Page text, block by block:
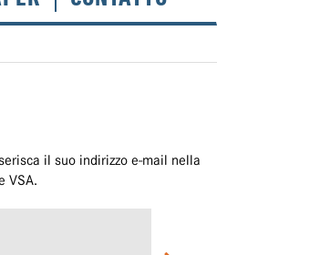
il suo indirizzo e-mail nella
VSA.